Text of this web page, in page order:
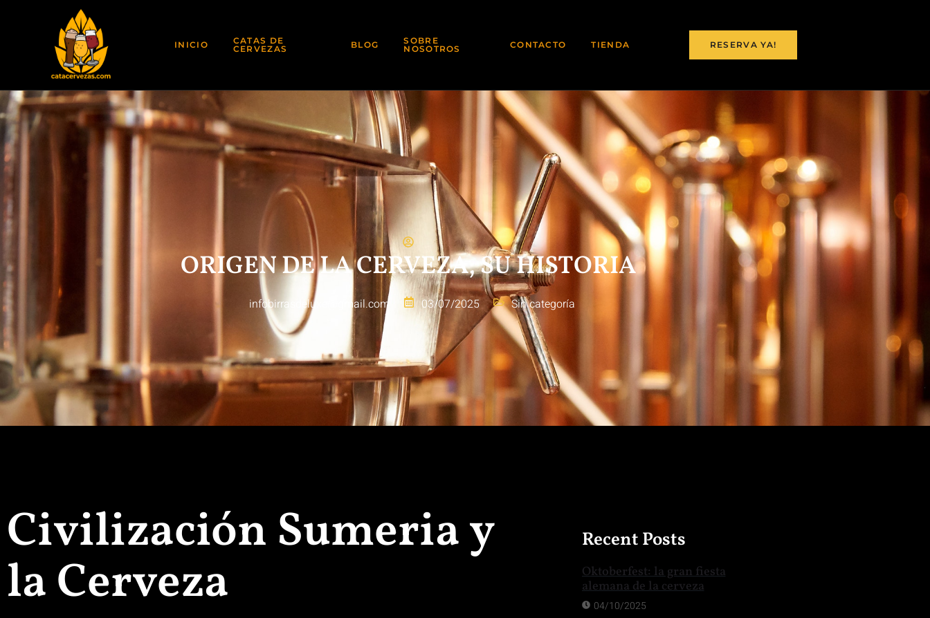
INICIO
CATAS DE
CERVEZAS
BLOG
SOBRE
NOSOTROS
CONTACTO TIENDA RESERVA YA!
ORIGEN DE LA CERVEZA, SU HISTORIA
infobirrasdeluxe@gmail.com 03/07/2025 Sin categoría
Civilización Sumeria y
la Cerveza
Recent Posts
Oktoberfest: la gran fiesta
alemana de la cerveza
04/10/2025